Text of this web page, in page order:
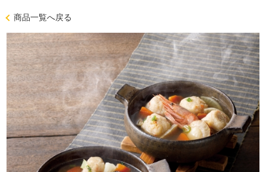
商品一覧へ戻る